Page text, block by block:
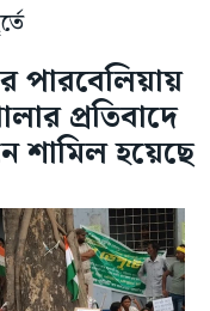
পারবেলিয়ায়
প্রতিবাদে
শামিল হয়েছে